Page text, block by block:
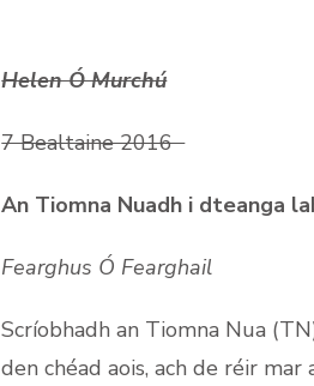
Helen Ó Murchú
7 Bealtaine 2016
An Tiomna Nuadh i dteanga
Fearghus Ó Fearghail
Scríobhadh an Tiomna Nua
den chéad aois, ach de réir